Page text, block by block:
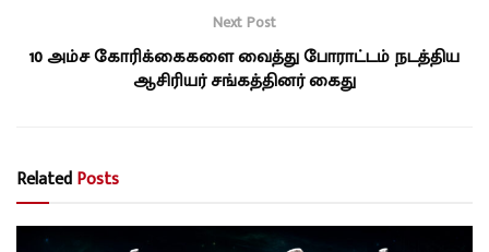
Next Post
10 அம்ச கோரிக்கைகளை வைத்து போராட்டம் நடத்திய
ஆசிரியர் சங்கத்தினர் கைது
RelatedPosts